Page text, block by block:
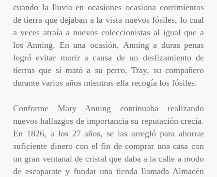
cuando la lluvia en ocasiones ocasiona corrimientos
de tierra que dejaban a la vista nuevos fósiles, lo cual
a veces atraía a nuevos coleccionistas al igual que a
los Anning. En una ocasión, Anning a duras penas
logró evitar morir a causa de un deslizamiento de
tierras que sí mató a su perro, Tray, su compañero
durante varios años mientras ella recogía los fósiles.
Conforme Mary Anning continuaba realizando
nuevos hallazgos de importancia su reputación crecía.
En 1826, a los 27 años, se las arregló para ahorrar
suficiente dinero con el fin de comprar una casa con
un gran ventanal de cristal que daba a la calle a modo
de escaparate y fundar una tienda llamada Almacén